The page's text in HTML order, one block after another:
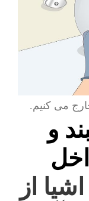
می کنیم.
و
از